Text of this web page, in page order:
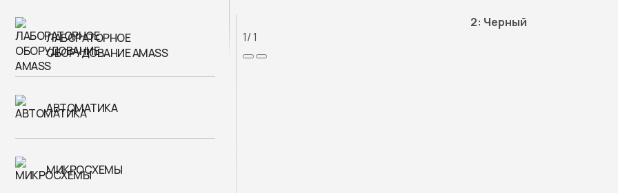
ЛАБОРАТОРНОЕ
ОБОРУДОВАНИЕ AMASS
АВТОМАТИКА
МИКРОСХЕМЫ
1/ 1
2: Черный